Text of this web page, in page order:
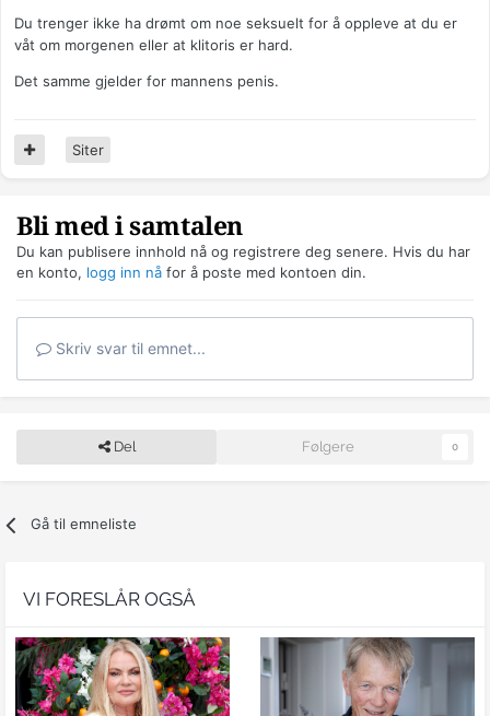
Du trenger ikke ha drømt om noe seksuelt for å oppleve at du er
våt om morgenen eller at klitoris er hard.
Det samme gjelder for mannens penis.
Siter
Bli med i samtalen
Du kan publisere innhold nå og registrere deg senere. Hvis du har
en konto, logg inn nå for å poste med kontoen din.
Skriv svar til emnet...
Del Følgere 0
Gå til emneliste
VI FORESLÅR OGSÅ